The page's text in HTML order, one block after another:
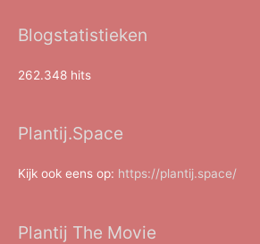
Blogstatistieken
262.348 hits
Plantij.Space
Kijk ook eens op: https://plantij.space/
Plantij The Movie